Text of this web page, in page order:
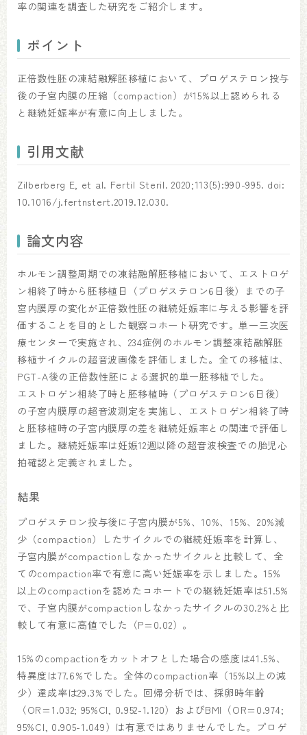
率の関連を調査した研究をご紹介します。
ポイント
正倍数性胚の凍結融解胚移植において、プロゲステロン投与
後の子宮内膜の圧縮（compaction）が15%以上認められる
と継続妊娠率が有意に向上しました。
引用文献
Zilberberg E, et al. Fertil Steril. 2020;113(5):990-995. doi:
10.1016/j.fertnstert.2019.12.030.
論文内容
ホルモン調整周期での凍結融解胚移植において、エストロゲ
ン相終了時から胚移植日（プロゲステロン6日後）までの子
宮内膜厚の変化が正倍数性胚の継続妊娠率に与える影響を評
価することを目的とした観察コホート研究です。単一三次医
療センターで実施され、234症例のホルモン調整凍結融解胚
移植サイクルの超音波画像を評価しました。全ての移植は、
PGT-A後の正倍数性胚による選択的単一胚移植でした。
エストロゲン相終了時と胚移植時（プロゲステロン6日後）
の子宮内膜厚の超音波測定を実施し、エストロゲン相終了時
と胚移植時の子宮内膜厚の差を継続妊娠率との関連で評価し
ました。継続妊娠率は妊娠12週以降の超音波検査での胎児心
拍確認と定義されました。
結果
プロゲステロン投与後に子宮内膜が5%、10%、15%、20%減
少（compaction）したサイクルでの継続妊娠率を計算し、
子宮内膜がcompactionしなかったサイクルと比較して、全
てのcompaction率で有意に高い妊娠率を示しました。15%
以上のcompactionを認めたコホートでの継続妊娠率は51.5%
で、子宮内膜がcompactionしなかったサイクルの30.2%と比
較して有意に高値でした（P=0.02）。
15%のcompactionをカットオフとした場合の感度は41.5%、
特異度は77.6%でした。全体のcompaction率（15%以上の減
少）達成率は29.3%でした。回帰分析では、採卵時年齢
（OR=1.032; 95%CI, 0.952-1.120）およびBMI（OR=0.974;
95%CI, 0.905-1.049）は有意ではありませんでした。プロゲ